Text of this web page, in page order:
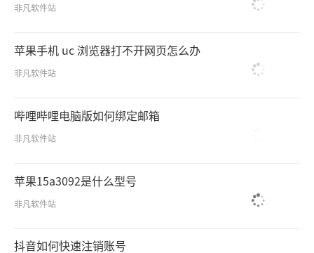
非凡软件站
苹果手机 uc 浏览器打不开网页怎么办
非凡软件站
哔哩哔哩电脑版如何绑定邮箱
非凡软件站
苹果15a3092是什么型号
非凡软件站
抖音如何快速注销账号